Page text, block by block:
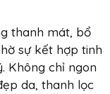
thanh mát, bổ
sự kết hợp tinh
Không chỉ ngon
da, thanh lọc